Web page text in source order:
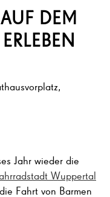
DEM
Jahr wieder die
Wuppertal
Fahrt von Barmen